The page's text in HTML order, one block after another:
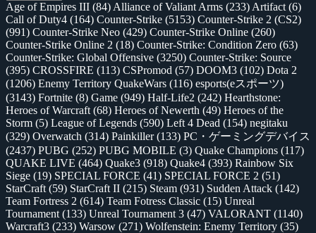
Age of Empires III (84) Alliance of Valiant Arms (233) Artifact (6)
Call of Duty4 (164) Counter-Strike (5153) Counter-Strike 2 (CS2)
(991) Counter-Strike Neo (429) Counter-Strike Online (260)
Counter-Strike Online 2 (18) Counter-Strike: Condition Zero (63)
Counter-Strike: Global Offensive (3250) Counter-Strike: Source
(395) CROSSFIRE (113) CSPromod (57) DOOM3 (102) Dota 2
(1206) Enemy Territory QuakeWars (116) esports(eスポーツ)
(3143) Fortnite (8) Game (949) Half-Life2 (242) Hearthstone:
Heroes of Warcraft (68) Heroes of Newerth (49) Heroes of the
Storm (5) League of Legends (590) Left 4 Dead (154) negitaku
(329) Overwatch (314) Painkiller(133) PC・ゲーミングデバイス
(2437) PUBG (252) PUBG MOBILE (3) Quake Champions (117)
QUAKE LIVE (464) Quake3 (918) Quake4 (393) Rainbow Six
Siege (19) SPECIAL FORCE (41) SPECIAL FORCE 2 (51)
StarCraft (59) StarCraft II (215) Steam (931) Sudden Attack (142)
Team Fortress 2 (614) Team Fotress Classic (15) Unreal
Tournament (133) Unreal Tournament 3 (47) VALORANT (1140)
Warcraft3 (233) Warsow (271) Wolfenstein: Enemy Territory (35)